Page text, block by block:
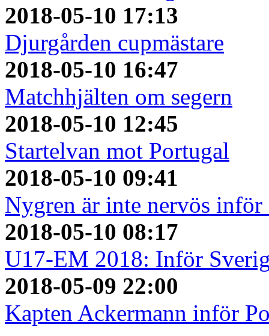
2018-05-10 17:13
Djurgården cupmästare
2018-05-10 16:47
Matchhjälten om segern
2018-05-10 12:45
Startelvan mot Portugal
2018-05-10 09:41
Nygren är inte nervös inför
2018-05-10 08:17
U17-EM 2018: Inför
2018-05-09 22:00
Kapten Ackermann inför